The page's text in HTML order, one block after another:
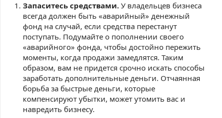
Запаситесь средствами. У владельцев бизнеса
всегда должен быть «аварийный» денежный
фонд на случай, если средства перестанут
поступать. Подумайте о пополнении своего
«аварийного» фонда, чтобы достойно пережить
моменты, когда продажи замедлятся. Таким
образом, вам не придется срочно искать способы
заработать дополнительные деньги. Отчаянная
борьба за быстрые деньги, которые
компенсируют убытки, может утомить вас и
навредить бизнесу.